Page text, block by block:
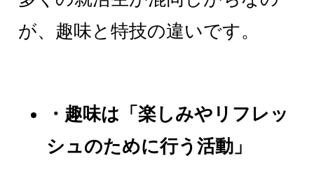
が、趣味と特技の違いです。
・趣味は「楽しみやリフレッ
シュのために行う活動」